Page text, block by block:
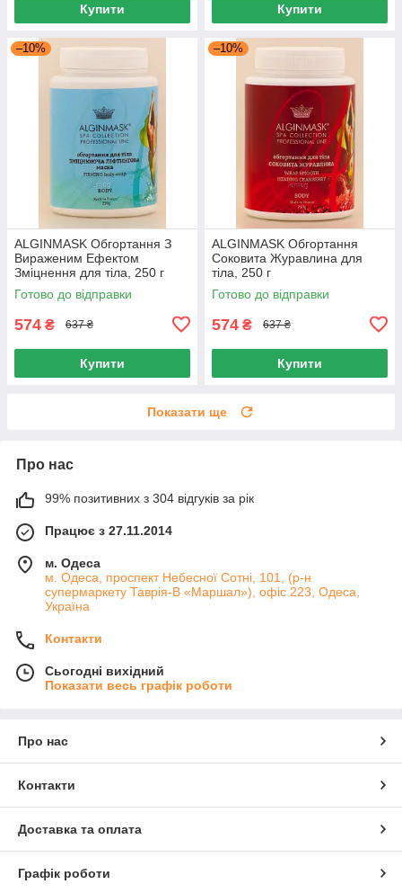
Купити Купити
–10%
ALGINMASK Обгортання З
Вираженим Ефектом
Зміцнення для тіла, 250 г
Готово до відправки
574 ₴ 637 ₴
Купити
–10%
ALGINMASK Обгортання
Соковита Журавлина для
тіла, 250 г
Готово до відправки
574 ₴ 637 ₴
Купити
Показати ще
Про нас
99% позитивних з 304 відгуків за рік
Працює з 27.11.2014
м. Одеса
м. Одеса, проспект Небесної Сотні, 101, (р-н
супермаркету Таврія-В «Маршал»), офіс 223, Одеса,
Україна
Контакти
Сьогодні вихідний
Показати весь графік роботи
Про нас
Контакти
Доставка та оплата
Графік роботи